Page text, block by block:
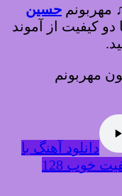
مهربونم حسین
دو کیفیت از آموند
دانلود آهنگ با
خوب 128